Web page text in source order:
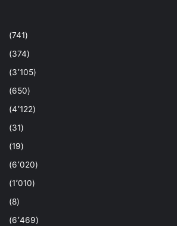
(741)
(374)
(3٬105)
(650)
(4٬122)
(31)
(19)
(6٬020)
(1٬010)
(8)
(6٬469)